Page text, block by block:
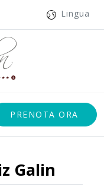
Lingua
PRENOTA ORA
Galin